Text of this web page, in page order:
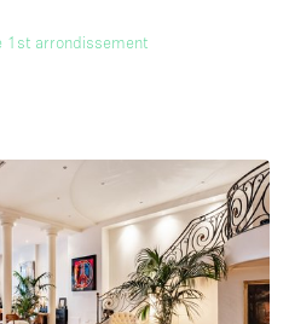
1st arrondissement